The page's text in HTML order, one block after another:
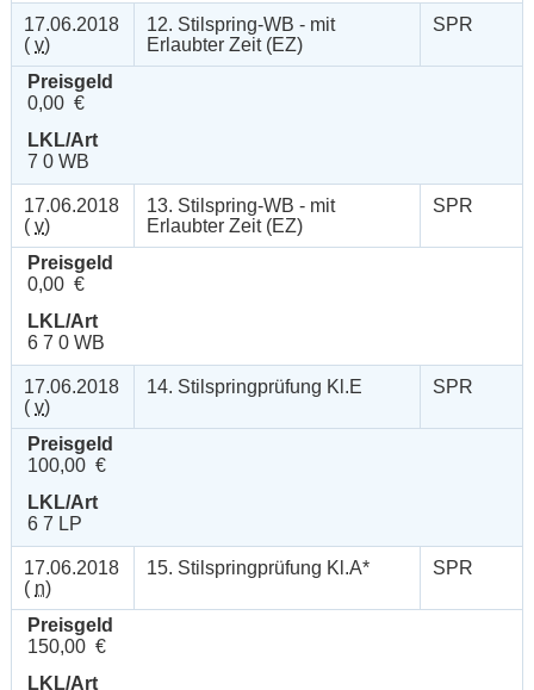
17.06.2018
( v)
12. Stilspring-WB - mit
Erlaubter Zeit (EZ)
SPR
Preisgeld
0,00 €
LKL/Art
7 0 WB
17.06.2018
( v)
13. Stilspring-WB - mit
Erlaubter Zeit (EZ)
SPR
Preisgeld
0,00 €
LKL/Art
6 7 0 WB
17.06.2018
( v)
14. Stilspringprüfung Kl.E SPR
Preisgeld
100,00 €
LKL/Art
6 7 LP
17.06.2018
( n)
15. Stilspringprüfung Kl.A* SPR
Preisgeld
150,00 €
LKL/Art